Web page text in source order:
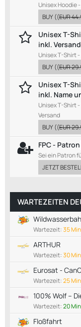
Unisex Hoodie
BUY((EUR
Unisex T-
inkl. Versand
Unisex T-Shirt
BUY((EUR
Unisex T-
inkl. Name
Unisex T-Shirt
Versand
BUY((EUR
FPC - Patron
Sei ein Patron
JETZT
WARTEZEITEN
Wartezeit:35
ARTHUR
Wartezeit:30
Eurosat -
Wartezeit:25
100% Wolf –
Wartezeit:20
Floßfahrt